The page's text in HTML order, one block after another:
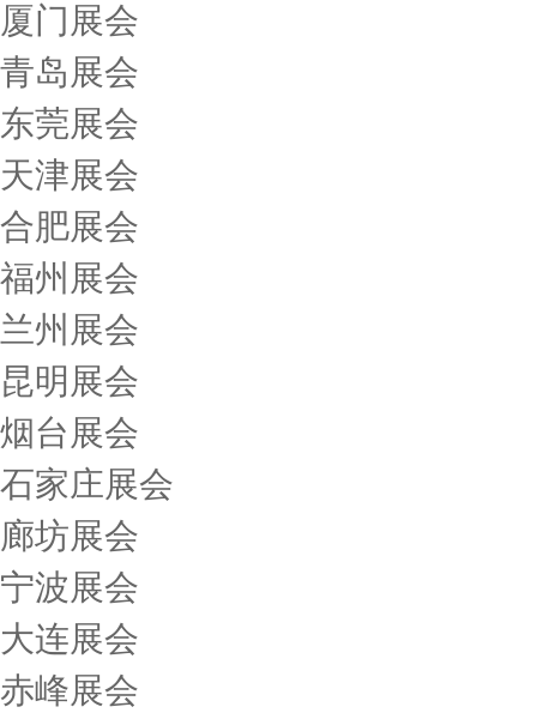
厦门展会
青岛展会
东莞展会
天津展会
合肥展会
福州展会
兰州展会
昆明展会
烟台展会
石家庄展会
廊坊展会
宁波展会
大连展会
赤峰展会